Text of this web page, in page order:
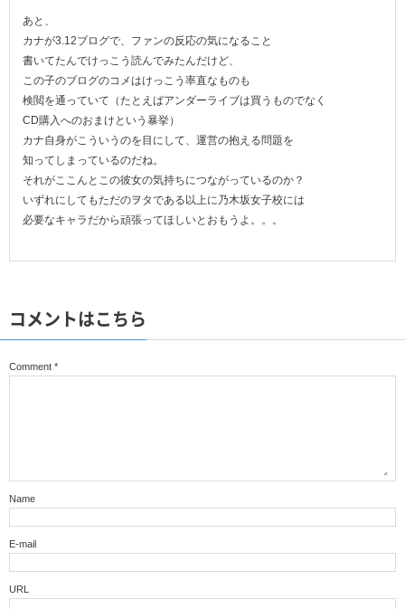
あと、
カナが3.12ブログで、ファンの反応の気になること
書いてたんでけっこう読んでみたんだけど、
この子のブログのコメはけっこう率直なものも
検閲を通っていて（たとえばアンダーライブは買うものでなく
CD購入へのおまけという暴挙）
カナ自身がこういうのを目にして、運営の抱える問題を
知ってしまっているのだね。
それがここんとこの彼女の気持ちにつながっているのか？
いずれにしてもただのヲタである以上に乃木坂女子校には
必要なキャラだから頑張ってほしいとおもうよ。。。
コメントはこちら
Comment *
Name
E-mail
URL